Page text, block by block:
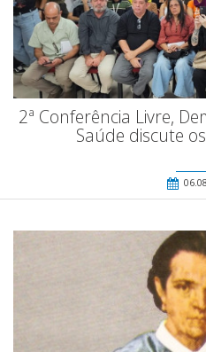
2ª Conferência Livre,
Saúde discute